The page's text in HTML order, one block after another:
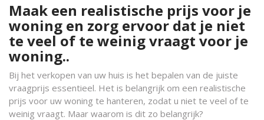
Maak een realistische prijs voor je
woning en zorg ervoor dat je niet
te veel of te weinig vraagt voor je
woning..
Bij het verkopen van uw huis is het bepalen van de juiste
vraagprijs essentieel. Het is belangrijk om een realistische
prijs voor uw woning te hanteren, zodat u niet te veel of te
weinig vraagt. Maar waarom is dit zo belangrijk?